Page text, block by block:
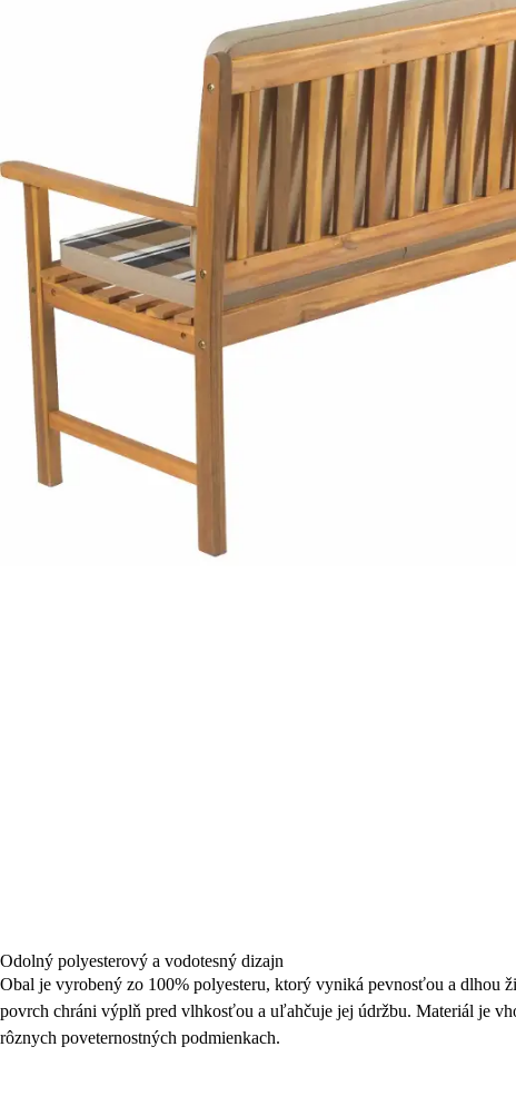
Odolný polyesterový a vodotesný dizajn
Obal je vyrobený zo 100% polyesteru, ktorý vyniká pevnosťou a dlhou
povrch chráni výplň pred vlhkosťou a uľahčuje jej údržbu. Materiál je
rôznych poveternostných podmienkach.